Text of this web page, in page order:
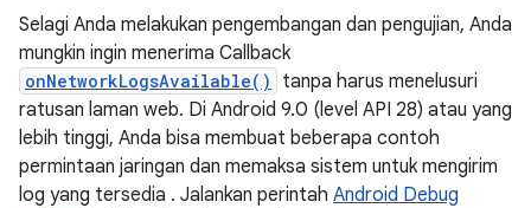
Selagi Anda melakukan pengembangan dan pengujian, Anda
mungkin ingin menerima Callback
onNetworkLogsAvailable()
tanpa harus menelusuri
ratusan laman web. Di Android 9.0 (level API 28) atau yang
lebih tinggi, Anda bisa membuat beberapa contoh
permintaan jaringan dan memaksa sistem untuk mengirim
log yang tersedia . Jalankan perintah Android Debug